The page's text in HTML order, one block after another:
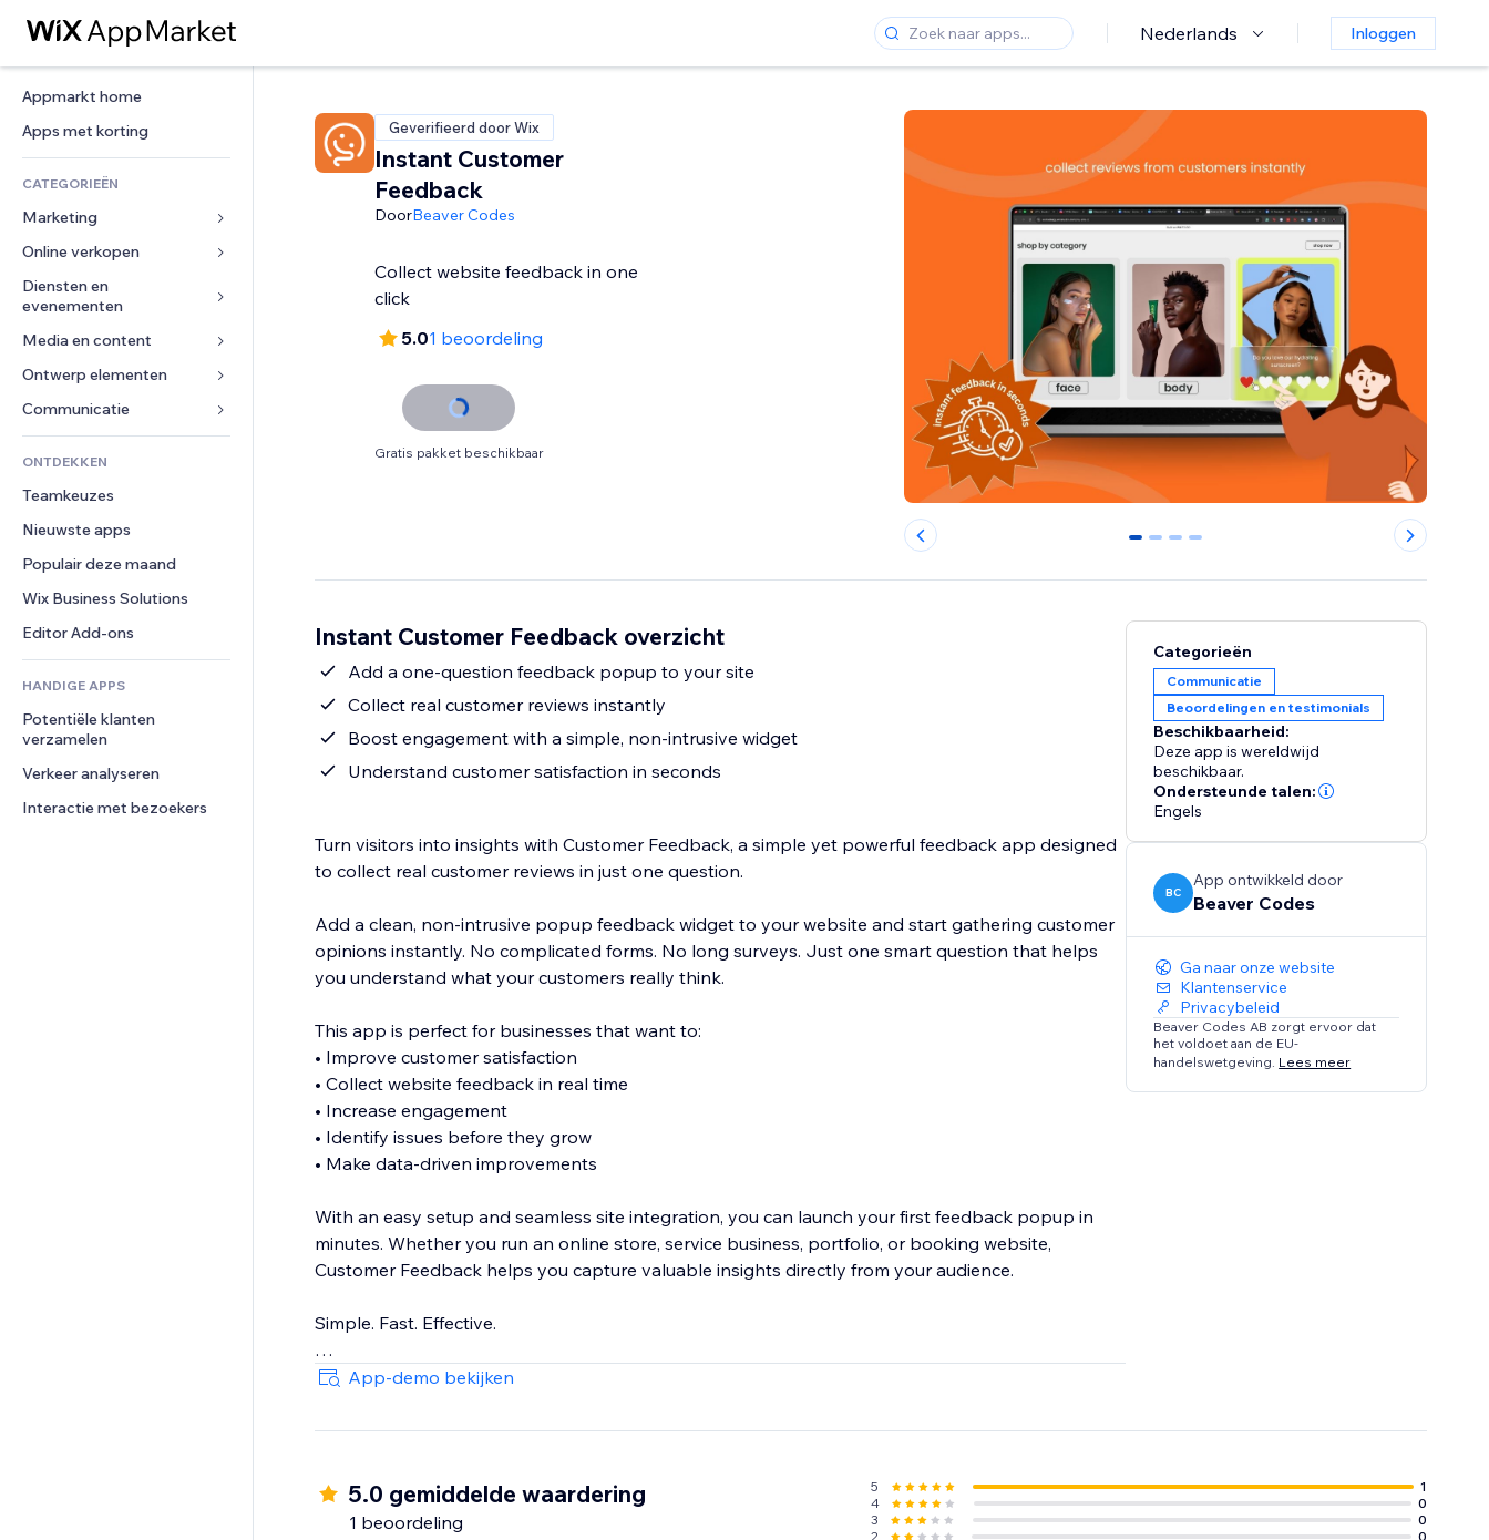
Nederlands Inloggen
Appmarkt home
Apps met korting
CATEGORIEËN
Marketing
Advertenties
Mobiel
Analytics
Social media
SEO
Betrokkenheid
Websitevermeldingen
E-mail
Conversie
Online verkopen
Apps voor webshops
Verzending en levering
Verkoopknoppen
Online cursussen
Print on demand
Boekhouding
Coupons en loyaliteit
Opslagoplossingen
Dropshipping
Prijzen en abonnementen
Crowdfunding
Eten en drinken
Diensten en
evenementen
Hotels
Evenementen
Restaurants
Vastgoed
Boekingen
Media en content
Galerij
Muziek
Podcasts
Fotografie
Video
PDF
Bestanden delen
Nieuws
Ontwerp elementen
Kaarten en navigatie
Privacy en beveiliging
Ontime
Pagina templates
Afbeeldingseffecten
Knoppen en menu's
Banners en badges
Rekenmachines
Zoeken
Weer
Grafieken en tabellen
Formulieren
Enquêtes
Chat
Opmerkingen
Telefoonnummer
Community
Beoordelingen en testimonials
CRM
ONTDEKKEN
Teamkeuzes
Nieuwste apps
Populair deze maand
Wix Business Solutions
Editor Add-ons
HANDIGE APPS
Potentiële klanten
verzamelen
Verkeer analyseren
Interactie met bezoekers
Geverifieerd door Wix
Instant Customer
Feedback
DoorBeaver Codes
Collect website feedback in one
click
5.01 beoordeling
Gratis pakket beschikbaar
0 1 2 3
Instant Customer Feedback overzicht
Add a one-question feedback popup to your site
Collect real customer reviews instantly
Boost engagement with a simple, non-intrusive widget
Understand customer satisfaction in seconds
Turn visitors into insights with Customer Feedback, a simple yet powerful feedback app designed
to collect real customer reviews in just one question.
Add a clean, non-intrusive popup feedback widget to your website and start gathering customer
opinions instantly. No complicated forms. No long surveys. Just one smart question that helps
you understand what your customers really think.
This app is perfect for businesses that want to:
• Improve customer satisfaction
• Collect website feedback in real time
• Increase engagement
• Identify issues before they grow
• Make data-driven improvements
With an easy setup and seamless site integration, you can launch your first feedback popup in
minutes. Whether you run an online store, service business, portfolio, or booking website,
Customer Feedback helps you capture valuable insights directly from your audience.
Simple. Fast. Effective.
Install today and start listening to your customers.
App-demo bekijken
Categorieën
Communicatie
Beoordelingen en testimonials
Beschikbaarheid:
Deze app is wereldwijd
beschikbaar.
Ondersteunde talen:
Engels
BC
App ontwikkeld door
Beaver Codes
Ga naar onze website
Klantenservice
Privacybeleid
Beaver Codes AB zorgt ervoor dat
het voldoet aan de EU-
handelswetgeving. Lees meer
5.0 gemiddelde waardering
1 beoordeling
5
1
4
0
3
0
2
0